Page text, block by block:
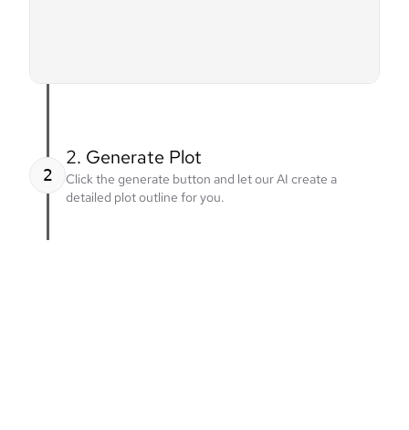
2
2. Generate Plot
Click the generate button and let our AI create a
detailed plot outline for you.